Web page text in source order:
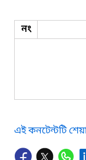
নং
এই কনটেন্টটি